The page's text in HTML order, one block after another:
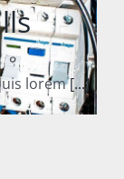
lorem[...]